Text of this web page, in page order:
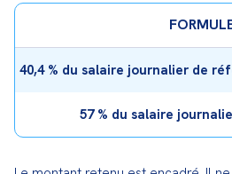
40,4 % du salaire journalier de
57 % du salaire